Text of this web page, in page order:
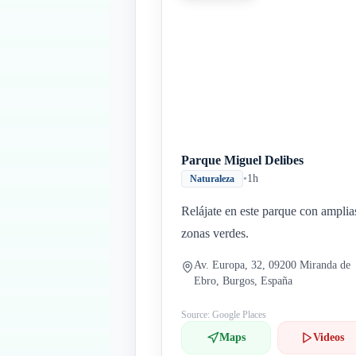
Parque Miguel Delibes
Naturaleza •1h
Relájate en este parque con
zonas verdes.
Av. Europa, 32, 09200 Miranda de
Ebro, Burgos, España
Source: Google Places
Maps Videos